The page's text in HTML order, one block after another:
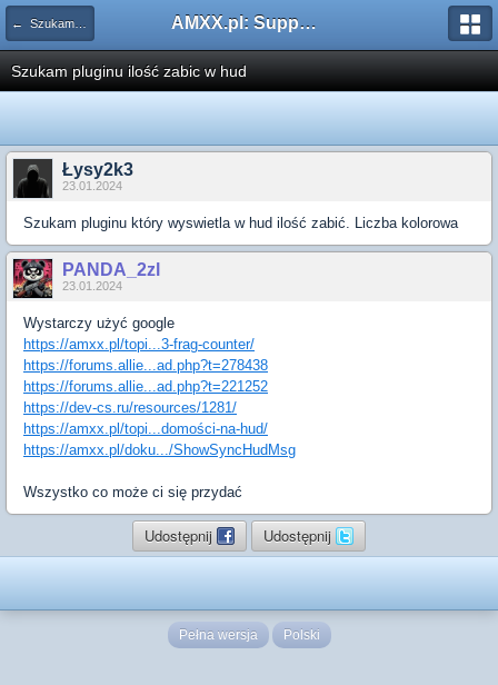
← Szukam pluginu AMXX.pl: Support AMX Mod X i SourceMod
Szukam pluginu ilość zabic w hud
Łysy2k3
23.01.2024
Szukam pluginu który wyswietla w hud ilość zabić. Liczba kolorowa
PANDA_2zl
23.01.2024
Wystarczy użyć google
https://amxx.pl/topi...3-frag-counter/
https://forums.allie...ad.php?t=278438
https://forums.allie...ad.php?t=221252
https://dev-cs.ru/resources/1281/
https://amxx.pl/topi...domości-na-hud/
https://amxx.pl/doku.../ShowSyncHudMsg
Wszystko co może ci się przydać
Udostępnij Udostępnij
Pełna wersja Polski